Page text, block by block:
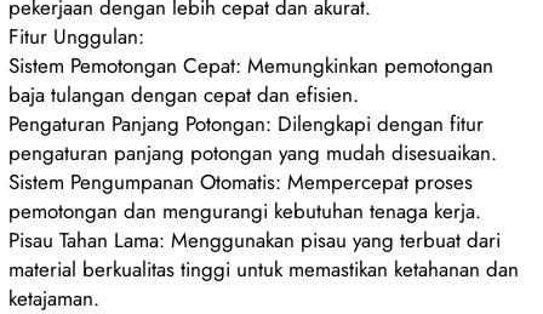
pekerjaan dengan lebih cepat dan akurat.
Fitur Unggulan:
Sistem Pemotongan Cepat: Memungkinkan pemotongan
baja tulangan dengan cepat dan efisien.
Pengaturan Panjang Potongan: Dilengkapi dengan fitur
pengaturan panjang potongan yang mudah disesuaikan.
Sistem Pengumpanan Otomatis: Mempercepat proses
pemotongan dan mengurangi kebutuhan tenaga kerja.
Pisau Tahan Lama: Menggunakan pisau yang terbuat dari
material berkualitas tinggi untuk memastikan ketahanan dan
ketajaman.